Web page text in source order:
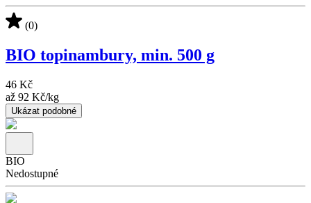
(0)
BIO topinambury, min. 500 g
46 Kč
až 92 Kč/kg
Ukázat podobné
BIO
Nedostupné